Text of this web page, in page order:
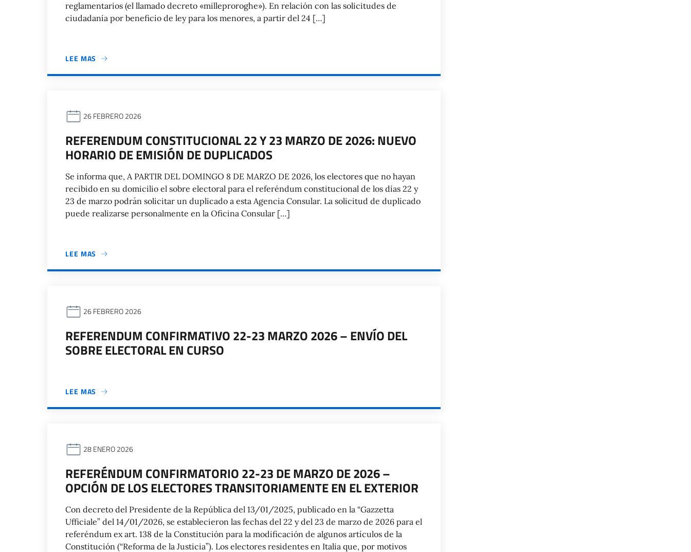
reglamentarios (el llamado decreto «milleproroghe»). En relación con las solicitudes de
ciudadanía por beneficio de ley para los menores, a partir del 24 […]
LEE MAS
26 FEBRERO 2026
REFERENDUM CONSTITUCIONAL 22 Y 23 MARZO DE 2026: NUEVO
HORARIO DE EMISIÓN DE DUPLICADOS
Se informa que, A PARTIR DEL DOMINGO 8 DE MARZO DE 2026, los electores que no hayan
recibido en su domicilio el sobre electoral para el referéndum constitucional de los días 22 y
23 de marzo podrán solicitar un duplicado a esta Agencia Consular. La solicitud de duplicado
puede realizarse personalmente en la Oficina Consular […]
LEE MAS
26 FEBRERO 2026
REFERENDUM CONFIRMATIVO 22-23 MARZO 2026 – ENVÍO DEL
SOBRE ELECTORAL EN CURSO
LEE MAS
28 ENERO 2026
REFERÉNDUM CONFIRMATORIO 22-23 DE MARZO DE 2026 –
OPCIÓN DE LOS ELECTORES TRANSITORIAMENTE EN EL EXTERIOR
Con decreto del Presidente de la República del 13/01/2025, publicado en la “Gazzetta
Ufficiale” del 14/01/2026, se establecieron las fechas del 22 y del 23 de marzo de 2026 para el
referéndum ex art. 138 de la Constitución para la modificación de algunos artículos de la
Constitución (“Reforma de la Justicia”). Los electores residentes en Italia que, por motivos